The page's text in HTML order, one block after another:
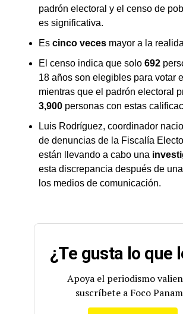
padrón electoral y el censo de
es significativa.
Es cinco veces mayor a la
El censo indica que solo 692
18 años son elegibles para votar
mientras que el padrón electoral
3,900 personas con estas
Luis Rodríguez, coordinador
de denuncias de la Fiscalía
están llevando a cabo una
esta discrepancia después de
los medios de comunicación.
¿Te gusta lo que
Apoya el periodismo
suscríbete a Foco